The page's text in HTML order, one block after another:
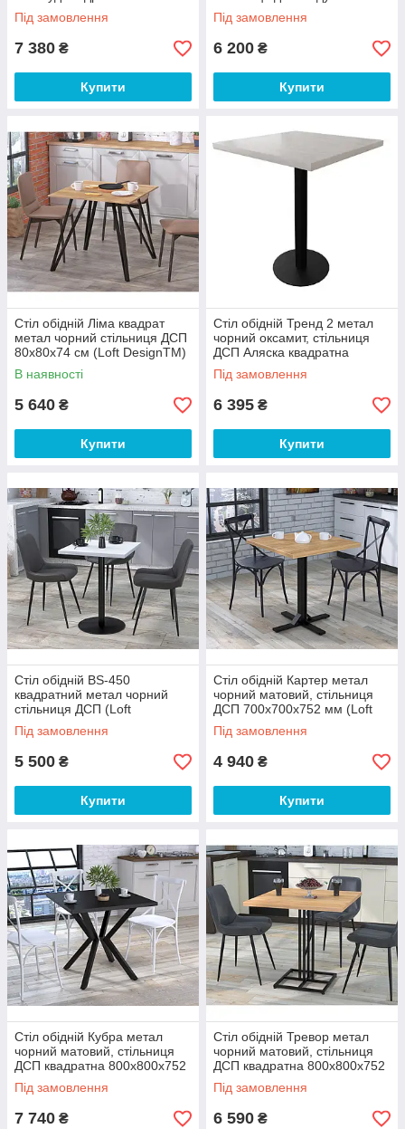
мм (Метал-Дизайн ТМ)
Під замовлення
7 380 ₴
Купити
мм (Метал-Дизайн ТМ)
Під замовлення
6 200 ₴
Купити
Стіл обідній Ліма квадрат
метал чорний стільниця ДСП
80х80х74 см (Loft DesignTM)
В наявності
5 640 ₴
Купити
Стіл обідній Тренд 2 метал
чорний оксамит, стільниця
ДСП Аляска квадратна
800*800 мм (Метал-Дизайн
ТМ)
Під замовлення
6 395 ₴
Купити
Стіл обідній BS-450
квадратний метал чорний
стільниця ДСП (Loft
DesignTM)
Під замовлення
5 500 ₴
Купити
Стіл обідній Картер метал
чорний матовий, стільниця
ДСП 700х700х752 мм (Loft
DesignTM)
Під замовлення
4 940 ₴
Купити
Стіл обідній Кубра метал
чорний матовий, стільниця
ДСП квадратна 800х800х752
мм (Loft DesignTM)
Під замовлення
7 740 ₴
Стіл обідній Тревор метал
чорний матовий, стільниця
ДСП квадратна 800х800х752
мм (Loft DesignTM)
Під замовлення
6 590 ₴